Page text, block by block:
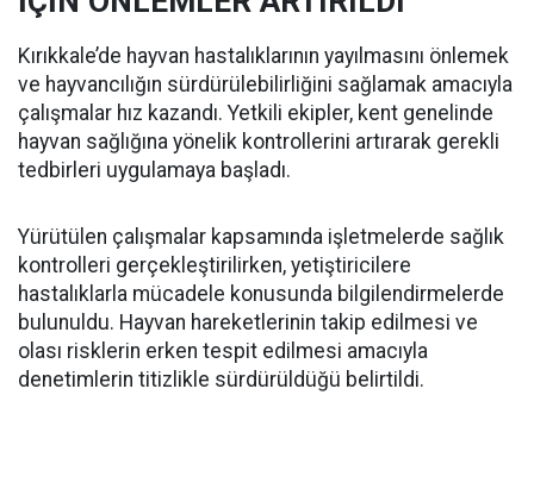
Kırıkkale’de hayvan hastalıklarının yayılmasını önlemek
ve hayvancılığın sürdürülebilirliğini sağlamak amacıyla
çalışmalar hız kazandı. Yetkili ekipler, kent genelinde
hayvan sağlığına yönelik kontrollerini artırarak gerekli
tedbirleri uygulamaya başladı.
Yürütülen çalışmalar kapsamında işletmelerde sağlık
kontrolleri gerçekleştirilirken, yetiştiricilere
hastalıklarla mücadele konusunda bilgilendirmelerde
bulunuldu. Hayvan hareketlerinin takip edilmesi ve
olası risklerin erken tespit edilmesi amacıyla
denetimlerin titizlikle sürdürüldüğü belirtildi.